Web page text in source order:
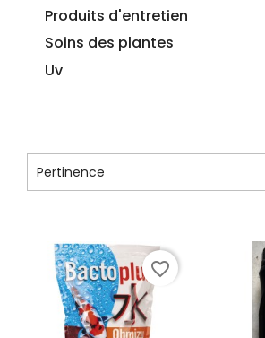
Produits d'entretien
Soins des plantes
Uv
Pertinence
favorite_border